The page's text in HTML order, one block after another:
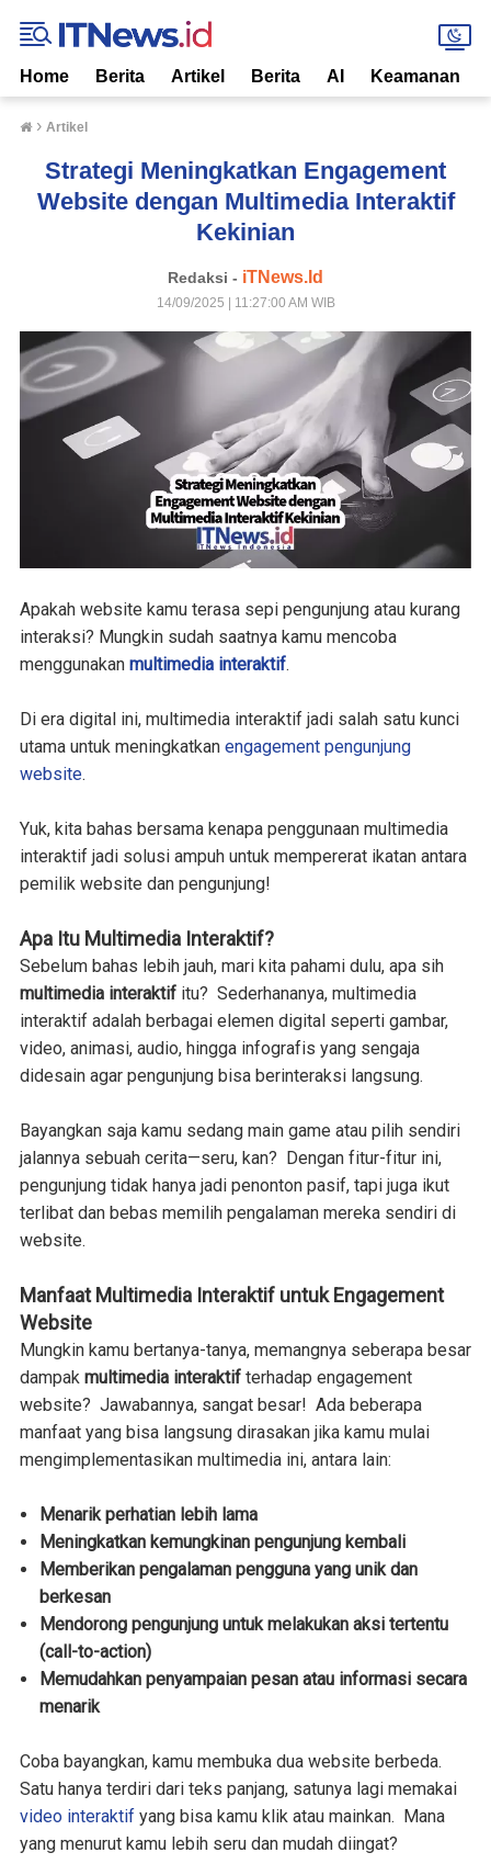
Home Berita Artikel Berita AI Keamanan
› Artikel
Strategi Meningkatkan Engagement
Website dengan Multimedia Interaktif
Kekinian
Redaksi - iTNews.Id
14/09/2025 | 11:27:00 AM WIB
Apakah website kamu terasa sepi pengunjung atau kurang
interaksi? Mungkin sudah saatnya kamu mencoba
menggunakan multimedia interaktif.
Di era digital ini, multimedia interaktif jadi salah satu kunci
utama untuk meningkatkan engagement pengunjung
website.
Yuk, kita bahas bersama kenapa penggunaan multimedia
interaktif jadi solusi ampuh untuk mempererat ikatan antara
pemilik website dan pengunjung!
Apa Itu Multimedia Interaktif?
Sebelum bahas lebih jauh, mari kita pahami dulu, apa sih
multimedia interaktif itu? Sederhananya, multimedia
interaktif adalah berbagai elemen digital seperti gambar,
video, animasi, audio, hingga infografis yang sengaja
didesain agar pengunjung bisa berinteraksi langsung.
Bayangkan saja kamu sedang main game atau pilih sendiri
jalannya sebuah cerita—seru, kan? Dengan fitur-fitur ini,
pengunjung tidak hanya jadi penonton pasif, tapi juga ikut
terlibat dan bebas memilih pengalaman mereka sendiri di
website.
Manfaat Multimedia Interaktif untuk Engagement
Website
Mungkin kamu bertanya-tanya, memangnya seberapa besar
dampak multimedia interaktif terhadap engagement
website? Jawabannya, sangat besar! Ada beberapa
manfaat yang bisa langsung dirasakan jika kamu mulai
mengimplementasikan multimedia ini, antara lain:
Menarik perhatian lebih lama
Meningkatkan kemungkinan pengunjung kembali
Memberikan pengalaman pengguna yang unik dan
berkesan
Mendorong pengunjung untuk melakukan aksi tertentu
(call-to-action)
Memudahkan penyampaian pesan atau informasi secara
menarik
Coba bayangkan, kamu membuka dua website berbeda.
Satu hanya terdiri dari teks panjang, satunya lagi memakai
video interaktif yang bisa kamu klik atau mainkan. Mana
yang menurut kamu lebih seru dan mudah diingat?